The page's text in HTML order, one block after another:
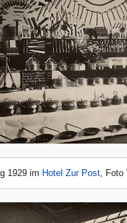
1929 im Hotel Zur Post , Foto